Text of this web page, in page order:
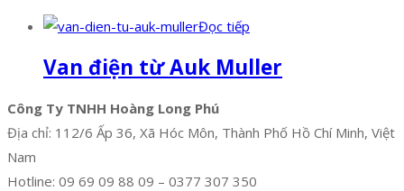
Đọc tiếp
Van điện từ Auk Muller
Công Ty TNHH Hoàng Long Phú
Địa chỉ: 112/6 Ấp 36, Xã Hóc Môn, Thành Phố Hồ Chí Minh, Việt
Nam
Hotline: 09 69 09 88 09 – 0377 307 350